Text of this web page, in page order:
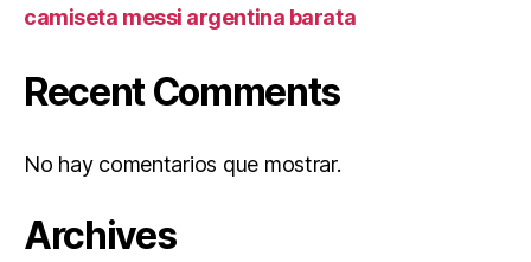
camiseta messi argentina barata
Recent Comments
No hay comentarios que mostrar.
Archives